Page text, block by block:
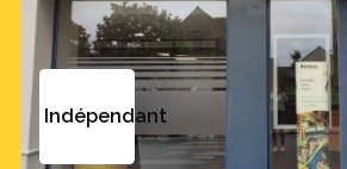
Indépendant